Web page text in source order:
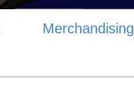
Merchandising